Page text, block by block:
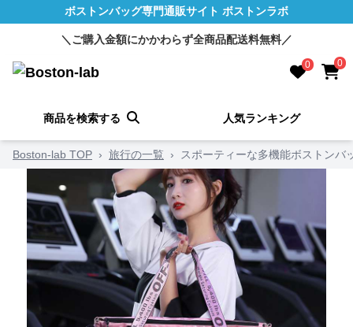
ボストンバッグ専門通販サイト ボストンラボ
＼ご購入金額にかかわらず全商品配送料無料／
0 0
商品を検索する 人気ランキング
Boston-lab TOP › 旅行の一覧 › スポーティーな多機能ボストンバ